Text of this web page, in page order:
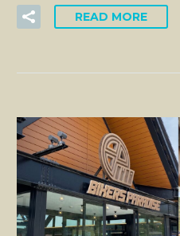
READ MORE